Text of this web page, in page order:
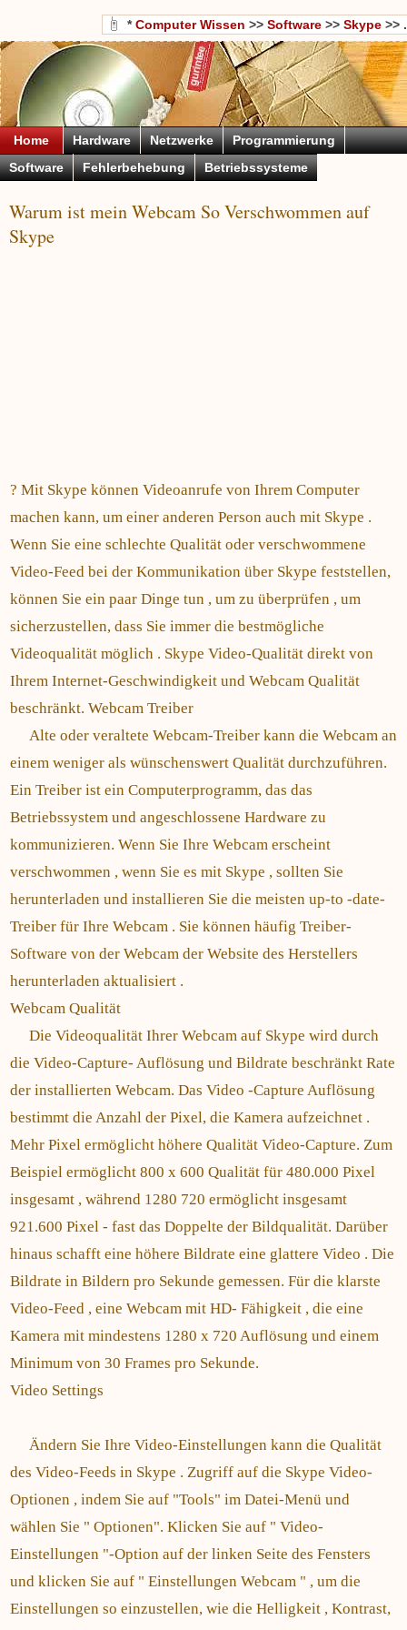
*Computer Wissen >> Software >> Skype >> .
Home Hardware Netzwerke
Programmierung
Software
Fehlerbehebung Betriebssysteme
Warum ist mein Webcam So Verschwommen auf
Skype
? Mit Skype können Videoanrufe von Ihrem Computer
machen kann, um einer anderen Person auch mit Skype .
Wenn Sie eine schlechte Qualität oder verschwommene
Video-Feed bei der Kommunikation über Skype feststellen,
können Sie ein paar Dinge tun , um zu überprüfen , um
sicherzustellen, dass Sie immer die bestmögliche
Videoqualität möglich . Skype Video-Qualität direkt von
Ihrem Internet-Geschwindigkeit und Webcam Qualität
beschränkt. Webcam Treiber
Alte oder veraltete Webcam-Treiber kann die Webcam an
einem weniger als wünschenswert Qualität durchzuführen.
Ein Treiber ist ein Computerprogramm, das das
Betriebssystem und angeschlossene Hardware zu
kommunizieren. Wenn Sie Ihre Webcam erscheint
verschwommen , wenn Sie es mit Skype , sollten Sie
herunterladen und installieren Sie die meisten up-to -date-
Treiber für Ihre Webcam . Sie können häufig Treiber-
Software von der Webcam der Website des Herstellers
herunterladen aktualisiert .
Webcam Qualität
Die Videoqualität Ihrer Webcam auf Skype wird durch
die Video-Capture- Auflösung und Bildrate beschränkt Rate
der installierten Webcam. Das Video -Capture Auflösung
bestimmt die Anzahl der Pixel, die Kamera aufzeichnet .
Mehr Pixel ermöglicht höhere Qualität Video-Capture. Zum
Beispiel ermöglicht 800 x 600 Qualität für 480.000 Pixel
insgesamt , während 1280 720 ermöglicht insgesamt
921.600 Pixel - fast das Doppelte der Bildqualität. Darüber
hinaus schafft eine höhere Bildrate eine glattere Video . Die
Bildrate in Bildern pro Sekunde gemessen. Für die klarste
Video-Feed , eine Webcam mit HD- Fähigkeit , die eine
Kamera mit mindestens 1280 x 720 Auflösung und einem
Minimum von 30 Frames pro Sekunde.
Video Settings
Ändern Sie Ihre Video-Einstellungen kann die Qualität
des Video-Feeds in Skype . Zugriff auf die Skype Video-
Optionen , indem Sie auf "Tools" im Datei-Menü und
wählen Sie " Optionen". Klicken Sie auf " Video-
Einstellungen "-Option auf der linken Seite des Fensters
und klicken Sie auf " Einstellungen Webcam " , um die
Einstellungen so einzustellen, wie die Helligkeit , Kontrast,